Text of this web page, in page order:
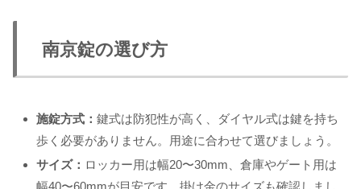
南京錠の選び方
施錠方式： 鍵式は防犯性が高く、ダイヤル式は鍵を持ち
歩く必要がありません。用途に合わせて選びましょう。
サイズ： ロッカー用は幅20〜30mm、倉庫やゲート用は
幅40〜60mmが目安です。掛け金のサイズも確認しまし